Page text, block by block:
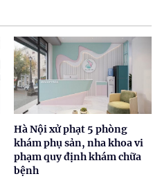
Hà Nội xử phạt 5 phòng
khám phụ sản, nha khoa vi
phạm quy định khám chữa
bệnh